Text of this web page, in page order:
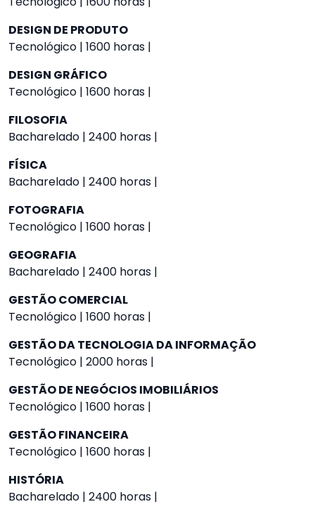
DESIGN DE PRODUTO
Tecnológico | 1600 horas |
DESIGN GRÁFICO
Tecnológico | 1600 horas |
FILOSOFIA
Bacharelado | 2400 horas |
FÍSICA
Bacharelado | 2400 horas |
FOTOGRAFIA
Tecnológico | 1600 horas |
GEOGRAFIA
Bacharelado | 2400 horas |
GESTÃO COMERCIAL
Tecnológico | 1600 horas |
GESTÃO DA TECNOLOGIA DA INFORMAÇÃO
Tecnológico | 2000 horas |
GESTÃO DE NEGÓCIOS IMOBILIÁRIOS
Tecnológico | 1600 horas |
GESTÃO FINANCEIRA
Tecnológico | 1600 horas |
HISTÓRIA
Bacharelado | 2400 horas |